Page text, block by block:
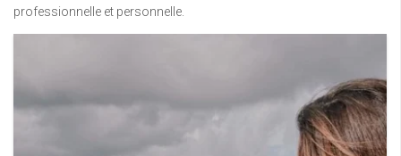
professionnelle et personnelle.